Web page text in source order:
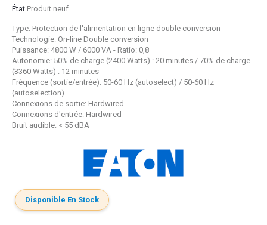
État Produit neuf
Type: Protection de l'alimentation en ligne double conversion
Technologie: On-line Double conversion
Puissance: 4800 W / 6000 VA - Ratio: 0,8
Autonomie: 50% de charge (2400 Watts) : 20 minutes / 70% de charge
(3360 Watts) : 12 minutes
Fréquence (sortie/entrée): 50-60 Hz (autoselect) / 50-60 Hz
(autoselection)
Connexions de sortie: Hardwired
Connexions d'entrée: Hardwired
Bruit audible: < 55 dBA
Disponible En Stock